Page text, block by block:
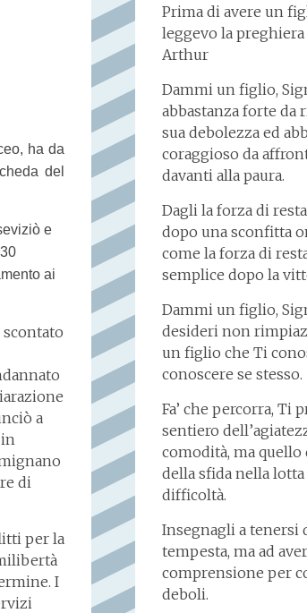
ha da
del
e
ai
scontato
a
in
di
per la
I
Prima di avere un
leggevo la
Arthur
Dammi un figlio,
abbastanza forte da
sua debolezza ed
coraggioso da
davanti alla paura.
Dagli la forza di
dopo una sconfitta
come la forza di
semplice dopo la
Dammi un figlio,
desideri non
un figlio che Ti
conoscere se stesso.
Fa’ che percorra, Ti
sentiero
comodità, ma quello
della sfida nella
difficoltà.
Insegnagli a tenersi
tempesta, ma ad
comprensione per
deboli.